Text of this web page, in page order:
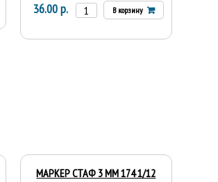
36.00 р. В корзину
МАРКЕР СТАФ 3 ММ 174 1/12